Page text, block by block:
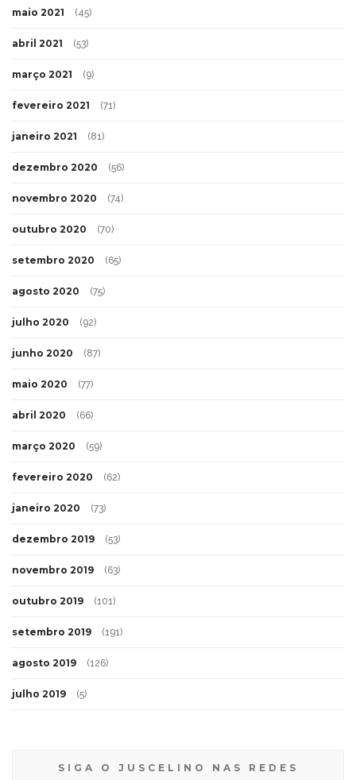
maio 2021 (45)
abril 2021 (53)
março 2021 (9)
fevereiro 2021 (71)
janeiro 2021 (81)
dezembro 2020 (56)
novembro 2020 (74)
outubro 2020 (70)
setembro 2020 (65)
agosto 2020 (75)
julho 2020 (92)
junho 2020 (87)
maio 2020 (77)
abril 2020 (66)
março 2020 (59)
fevereiro 2020 (62)
janeiro 2020 (73)
dezembro 2019 (53)
novembro 2019 (63)
outubro 2019 (101)
setembro 2019 (191)
agosto 2019 (126)
julho 2019 (5)
SIGA O JUSCELINO NAS REDES